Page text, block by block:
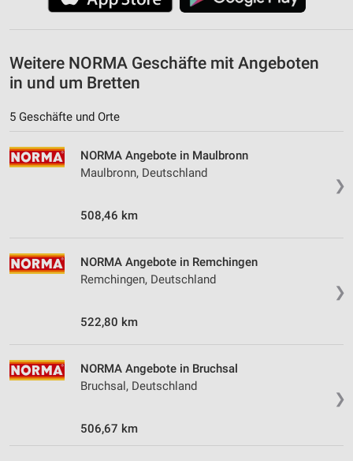
Weitere NORMA Geschäfte mit Angeboten
in und um Bretten
5 Geschäfte und Orte
❯
NORMA Angebote in Maulbronn
Maulbronn, Deutschland
508,46 km
❯
NORMA Angebote in Remchingen
Remchingen, Deutschland
522,80 km
❯
NORMA Angebote in Bruchsal
Bruchsal, Deutschland
506,67 km
personalisierter Werbung
Verwendung von Profilen zur Auswahl
Messung der Performance von Inhalten
Entwicklung und Verbesserung der Angebote
Verwendung reduzierter Daten zur Auswahl von
IAB-Besonderheiten:
Geräte anhand von aktiv angeforderten
Informationen identifizieren